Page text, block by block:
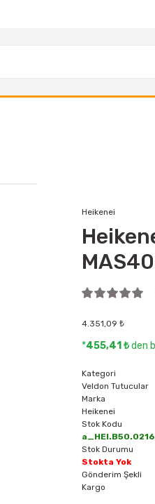
Heikenei
4.351,09 ₺
*455,41 ₺den
Kategori
Veldon Tutucular
Marka
Heikenei
Stok Kodu
Stok Durumu
Stokta Yok
Gönderim Şekli
Kargo